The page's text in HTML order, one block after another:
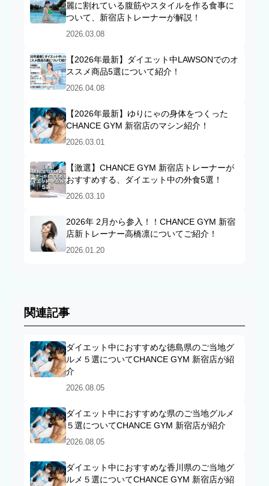
麗に割れている腹筋やスタイルを作る食事に
ついて、新宿店トレーナーが解説！
2026.03.08
【2026年最新】ダイエット中LAWSONでのオ
ススメ商品5選について紹介！
2026.04.08
【2026年最新】ゆりにゃの身体をつくった
CHANCE GYM 新宿店のマシン紹介！
2026.03.01
【激選】CHANCE GYM 新宿店トレーナーが
おすすめする、ダイエット中の外食5選！
2026.03.10
2026年 2月から参入！！CHANCE GYM 新宿
店新トレーナー高橋凛についてご紹介！
2026.01.20
関連記事
ダイエット中におすすめな徳島県のご当地グ
ルメ５選についてCHANCE GYM 新宿店が紹
介
2026.08.05
ダイエット中におすすめな県のご当地グルメ
５選についてCHANCE GYM 新宿店が紹介
2026.08.05
ダイエット中におすすめな香川県のご当地グ
ルメ５選についてCHANCE GYM 新宿店が紹